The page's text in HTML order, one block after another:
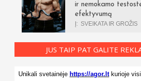
ir nemokamo
efektyvumą
Į: SVEIKATA IR GROŽIS
JUS TAIP PAT GALITE
Unikali svetainėje https://agor.ltkurioje